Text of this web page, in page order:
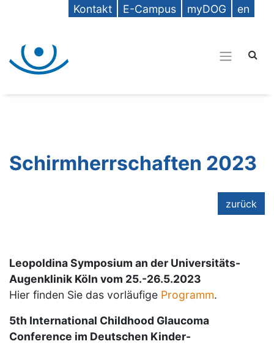
Kontakt E-Campus myDOG en
Schirmherrschaften 2023
zurück
Leopoldina Symposium an der Universitäts-
Augenklinik Köln vom 25.-26.5.2023
Hier finden Sie das vorläufige Programm.
5th International Childhood Glaucoma
Conference im Deutschen Kinder-